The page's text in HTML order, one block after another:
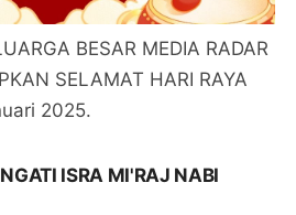
BESAR MEDIA RADAR
SELAMAT HARI RAYA
2025.
ISRA MI'RAJ NABI